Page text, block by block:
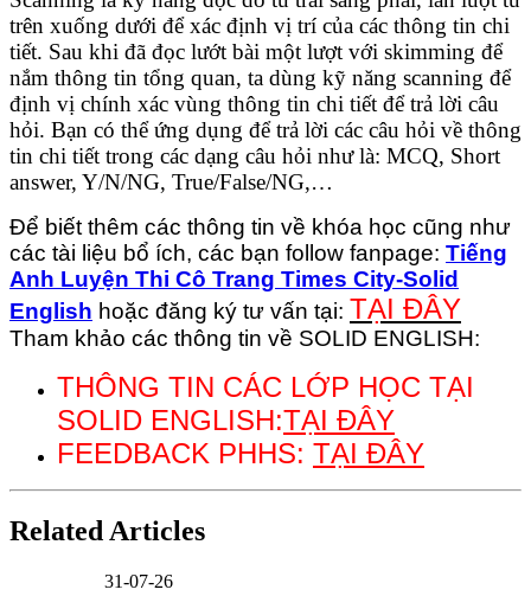
trên xuống dưới để xác định vị trí của các thông tin chi
tiết. Sau khi đã đọc lướt bài một lượt với skimming để
nắm thông tin tổng quan, ta dùng kỹ năng scanning để
định vị chính xác vùng thông tin chi tiết để trả lời câu
hỏi. Bạn có thể ứng dụng để trả lời các câu hỏi về thông
tin chi tiết trong các dạng câu hỏi như là: MCQ, Short
answer, Y/N/NG, True/False/NG,…
Để biết thêm các thông tin về khóa học cũng như
các tài liệu bổ ích, các bạn follow fanpage: Tiếng
Anh Luyện Thi Cô Trang Times City-Solid
English hoặc đăng ký tư vấn tại: TẠI ĐÂY
Tham khảo các thông tin về SOLID ENGLISH:
THÔNG TIN CÁC LỚP HỌC TẠI
SOLID ENGLISH:TẠI ĐÂY
FEEDBACK PHHS: TẠI ĐÂY
Related Articles
31-07-26